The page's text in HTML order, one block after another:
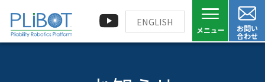
お問い
合わせ
ENGLISH